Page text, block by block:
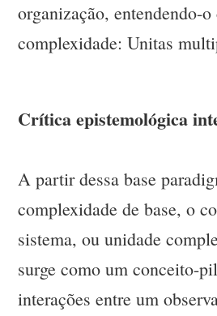
organização, entendendo-o
complexidade: Unitas
Crítica epistemológica
A partir dessa base
complexidade de base, o
sistema, ou unidade
surge como um conceito-
interações entre um